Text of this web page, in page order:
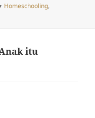
Categories
Homeschooling,
itu